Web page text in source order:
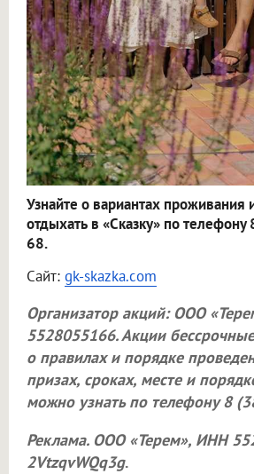
Узнайте о вариантах проживания
отдыхать в «Сказку» по
68.
Сайт: gk-skazka.com
Организатор акций: ООО
5528055166. Акции
о правилах и порядке
призах, сроках, месте и
можно узнать по телефону 8
Реклама. ООО «Терем», ИНН
2VtzqvWQq3g.